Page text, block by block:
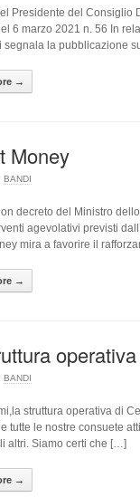
Presidente del Consiglio
6 marzo 2021 n. 56 In
segnala la pubblicazione
→
Money
BANDI
decreto del Ministro
agevolativi previsti
mira a favorire il
→
BANDI
struttura operativa di
tutte le nostre consuete
altri. Siamo certi che […]
→